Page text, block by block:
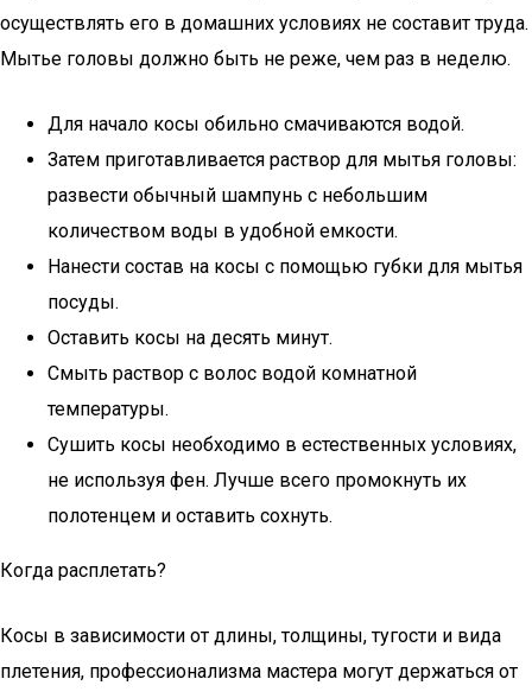
осуществлять его в домашних условиях не составит труда.
Мытье головы должно быть не реже, чем раз в неделю.
Для начало косы обильно смачиваются водой.
Затем приготавливается раствор для мытья головы:
развести обычный шампунь с небольшим
количеством воды в удобной емкости.
Нанести состав на косы с помощью губки для мытья
посуды.
Оставить косы на десять минут.
Смыть раствор с волос водой комнатной
температуры.
Сушить косы необходимо в естественных условиях,
не используя фен. Лучше всего промокнуть их
полотенцем и оставить сохнуть.
Когда расплетать?
Косы в зависимости от длины, толщины, тугости и вида
плетения, профессионализма мастера могут держаться от